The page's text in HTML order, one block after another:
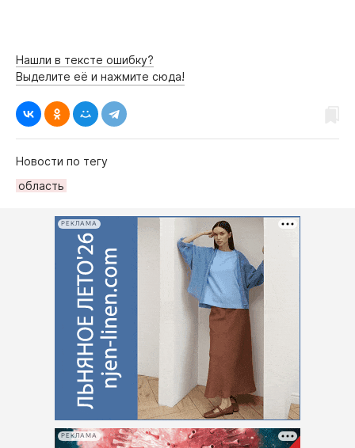
Нашли в тексте ошибку?
Выделите её и нажмите сюда!
Новости по тегу
область
РЕКЛАМА
РЕКЛАМА